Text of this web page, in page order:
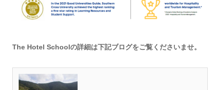
The Hotel Schoolの詳細は下記ブログをご覧くださいませ。